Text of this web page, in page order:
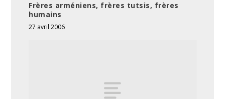
Frères arméniens, frères tutsis, frères
humains
27 avril 2006